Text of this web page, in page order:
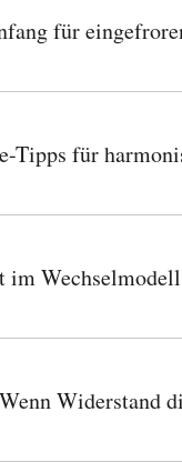
für
für
im Wechselmodell
Widerstand